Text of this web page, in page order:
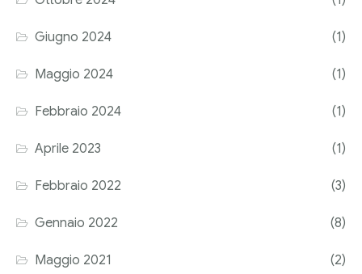
Giugno 2024 (1)
Maggio 2024 (1)
Febbraio 2024 (1)
Aprile 2023 (1)
Febbraio 2022 (3)
Gennaio 2022 (8)
Maggio 2021 (2)